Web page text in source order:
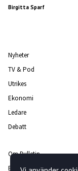
Birgitta Sparf
Nyheter
TV & Pod
Utrikes
Ekonomi
Ledare
Debatt
Om Bulletin
Bulletin-teamet